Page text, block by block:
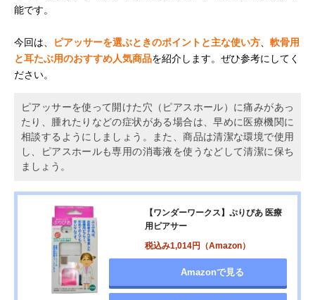
能です。
今回は、 ピアッサーを選ぶときのポイントと主な使い方
軟骨用
と耳たぶ用のおすすめ人気商品を紹介します。ぜひ参考にしてく
ださい。
ピアッサーを使って開けた穴（ピアスホール）に痛みがあっ
たり、腫れたりなどの症状がある場合は、早めに医療機関に
相談するようにしましょう。また、商品は清潔な環境で使用
し、ピアスホールも専用の消毒液を使うなどして清潔に保ち
ましょう。
【ワンダーワークス】ぷりぴあ 医療
用ピアサー
税込み1,014円（Amazon）
Amazonで見る